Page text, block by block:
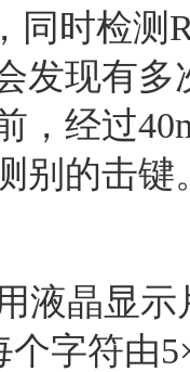
同时检
发现有
，经过
别的击键
液晶显示
个字符由